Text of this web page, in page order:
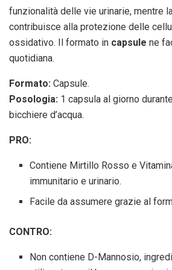
funzionalità delle vie urinarie, mentre
contribuisce alla protezione delle
ossidativo. Il formato in capsule ne
quotidiana.
Formato: Capsule.
Posologia: 1 capsula al giorno
bicchiere d’acqua.
PRO:
Contiene Mirtillo Rosso e
immunitario e urinario.
Facile da assumere grazie al
CONTRO:
Non contiene D-Mannosio,